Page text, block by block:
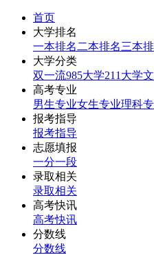
首页
大学排名
一本排名 二本排名三本
大学分类
双一流985大学211大学
高考专业
男生专业女生专业理科
报考指导
报考指导
志愿填报
一分一段
录取相关
录取相关
高考快讯
高考快讯
分数线
分数线